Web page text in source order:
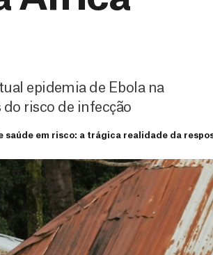
epidemia de Ebola na
risco de infecção
saúde em risco: a trágica realidade da